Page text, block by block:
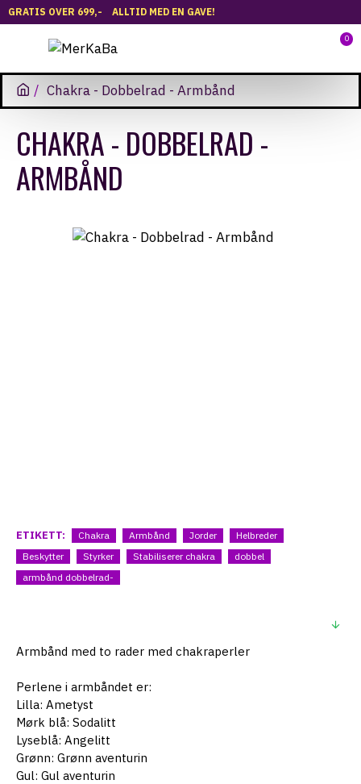
GRATIS OVER 699,- ALLTID MED EN GAVE!
0
Chakra - Dobbelrad - Armbånd
CHAKRA - DOBBELRAD -
ARMBÅND
ETIKETT: Chakra Armbånd Jorder
Helbreder
Beskytter
Styrker Stabiliserer chakra
dobbel
armbånd dobbelrad-
Armbånd med to rader med chakraperler
Perlene i armbåndet er:
Lilla: Ametyst
Mørk blå: Sodalitt
Lyseblå: Angelitt
Grønn: Grønn aventurin
Gul: Gul aventurin